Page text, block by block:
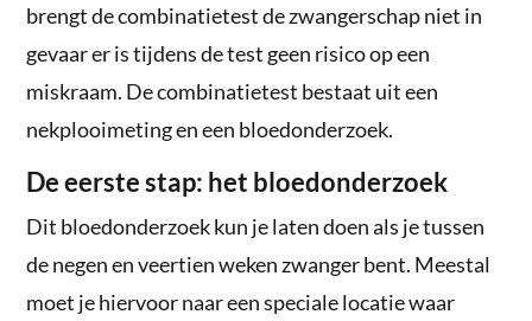
brengt de combinatietest de zwangerschap niet in
gevaar er is tijdens de test geen risico op een
miskraam. De combinatietest bestaat uit een
nekplooimeting en een bloedonderzoek.
De eerste stap: het bloedonderzoek
Dit bloedonderzoek kun je laten doen als je tussen
de negen en veertien weken zwanger bent. Meestal
moet je hiervoor naar een speciale locatie waar